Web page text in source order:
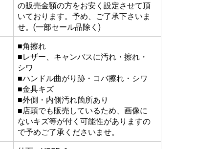
の販売金額の方をお安く設定させて頂
いております。予め、ご了承下さいま
せ。(一部セール品除く)
■角擦れ
■レザー、キャンバスに汚れ・擦れ・
シワ
■ハンドル曲がり跡・コバ擦れ・シワ
■金具キズ
■外側・内側汚れ箇所あり
■店頭でも販売しているため、画像に
ないキズ等が付く可能性がありますの
で予めご了承くださいませ。